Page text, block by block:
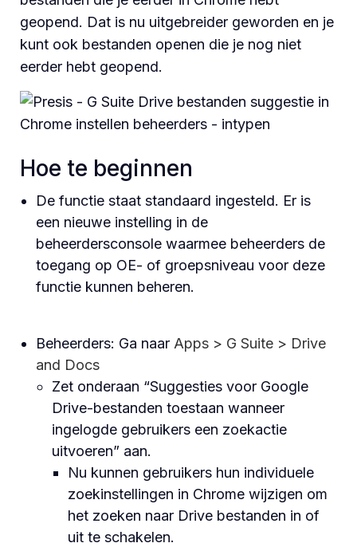
geopend. Dat is nu uitgebreider geworden en je
kunt ook bestanden openen die je nog niet
eerder hebt geopend.
Hoe te beginnen
De functie staat standaard ingesteld. Er is
een nieuwe instelling in de
beheerdersconsole waarmee beheerders de
toegang op OE- of groepsniveau voor deze
functie kunnen beheren.
Beheerders: Ga naar Apps > G Suite > Drive
and Docs
Zet onderaan “Suggesties voor Google
Drive-bestanden toestaan wanneer
ingelogde gebruikers een zoekactie
uitvoeren” aan.
Nu kunnen gebruikers hun individuele
zoekinstellingen in Chrome wijzigen om
het zoeken naar Drive bestanden in of
uit te schakelen.